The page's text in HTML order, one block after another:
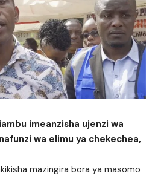
imeanzisha ujenzi wa
wa elimu ya chekechea,
mazingira bora ya masomo